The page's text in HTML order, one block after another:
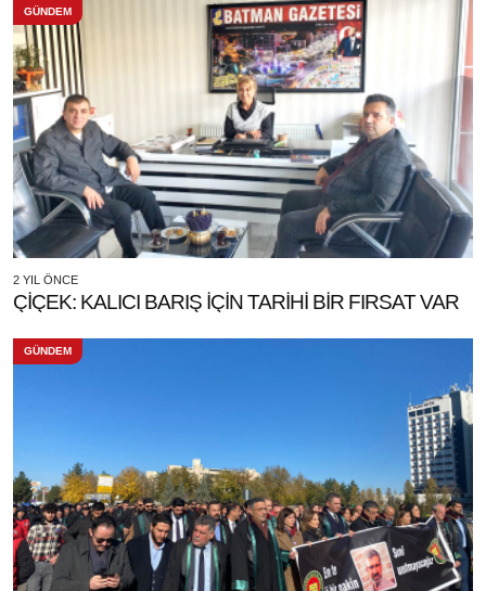
GÜNDEM
2 YIL ÖNCE
ÇİÇEK: KALICI BARIŞ İÇİN TARİHİ BİR FIRSAT VAR
GÜNDEM